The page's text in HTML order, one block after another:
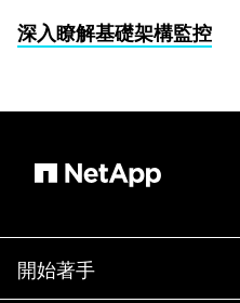
深入瞭解基礎架構監控
開始著手